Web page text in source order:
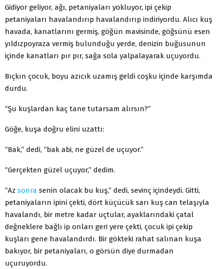
Gidiyor geliyor, ağı, petaniyaları yokluyor, ipi çekip
petaniyaları havalandırıp havalandırıp indiriyordu. Alıcı kuş
havada, kanatlarını germiş, göğün mavisinde, göğsünü esen
yıldızpoyraza vermiş bulunduğu yerde, denizin buğusunun
içinde kanatları pır pır, sağa sola yalpalayarak uçuyordu.
Bıçkın çocuk, boyu azıcık uzamış geldi coşku içinde karşımda
durdu.
“Şu kuşlardan kaç tane tutarsam alırsın?”
Göğe, kuşa doğru elini uzattı:
“Bak,” dedi, “bak abi, ne güzel de uçuyor.”
“Gerçekten güzel uçuyor,” dedim.
“Az sonra senin olacak bu kuş,” dedi, sevinç içindeydi. Gitti,
petaniyaların ipini çekti, dört küçücük sarı kuş can telaşıyla
havalandı, bir metre kadar uçtular, ayaklarındaki çatal
değneklere bağlı ip onları geri yere çekti, çocuk ipi çekip
kuşları gene havalandırdı. Bir gökteki rahat salınan kuşa
bakıyor, bir petaniyaları, o görsün diye durmadan
uçuruyordu.